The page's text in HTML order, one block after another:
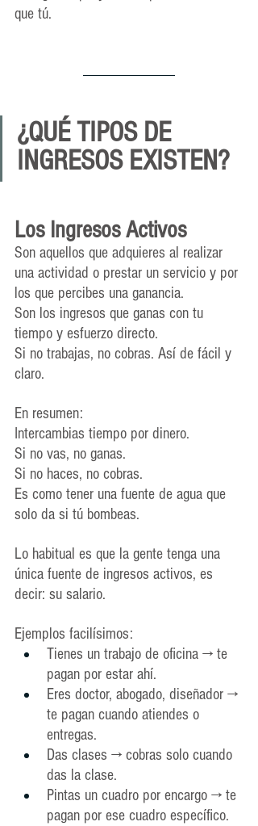
que tú.
¿QUÉ TIPOS DE
INGRESOS EXISTEN?
Los Ingresos Activos
Son aquellos que adquieres al realizar
una actividad o prestar un servicio y por
los que percibes una ganancia.
Son los ingresos que ganas con tu
tiempo y esfuerzo directo.
Si no trabajas, no cobras. Así de fácil y
claro.
En resumen:
Intercambias tiempo por dinero.
Si no vas, no ganas.
Si no haces, no cobras.
Es como tener una fuente de agua que
solo da si tú bombeas.
Lo habitual es que la gente tenga una
única fuente de ingresos activos, es
decir: su salario.
Ejemplos facilísimos:
Tienes un trabajo de oficina → te
pagan por estar ahí.
Eres doctor, abogado, diseñador →
te pagan cuando atiendes o
entregas.
Das clases → cobras solo cuando
das la clase.
Pintas un cuadro por encargo → te
pagan por ese cuadro específico.